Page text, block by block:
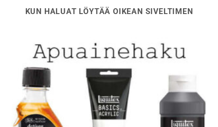
KUN HALUAT LÖYTÄÄ OIKEAN SIVELTIMEN